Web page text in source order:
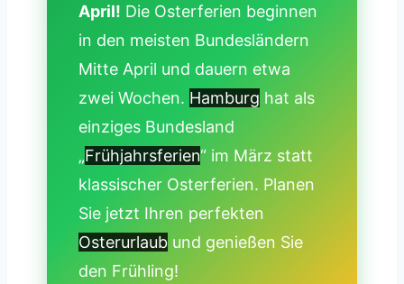
April! Die Osterferien beginnen
in den meisten Bundesländern
Mitte April und dauern etwa
zwei Wochen. Hamburg hat als
einziges Bundesland
„Frühjahrsferien“ im März statt
klassischer Osterferien. Planen
Sie jetzt Ihren perfekten
Osterurlaub und genießen Sie
den Frühling!